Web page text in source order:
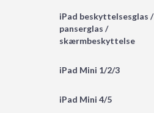
iPad beskyttelsesglas /
panserglas /
skærmbeskyttelse
iPad Mini 1/2/3
iPad Mini 4/5